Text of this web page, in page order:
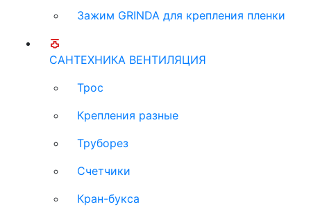
Зажим GRINDA для крепления пленки
САНТЕХНИКА ВЕНТИЛЯЦИЯ
Трос
Крепления разные
Труборез
Счетчики
Кран-букса